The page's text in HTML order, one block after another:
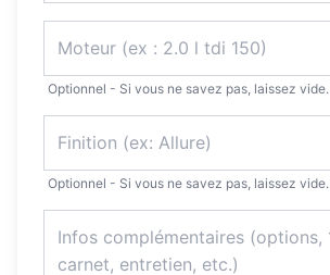
Optionnel - Si vous ne savez pas, laissez vide.
Optionnel - Si vous ne savez pas, laissez vide.